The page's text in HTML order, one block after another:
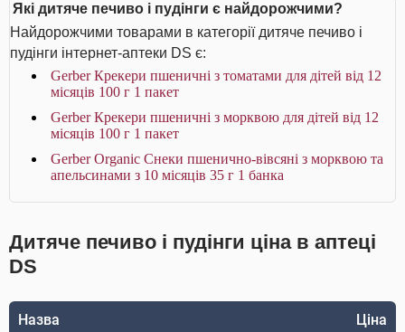
Які дитяче печиво і пудінги є найдорожчими?
Найдорожчими товарами в категорії дитяче печиво і
пудінги інтернет-аптеки DS є:
Gerber Крекери пшеничні з томатами для дітей від 12
місяців 100 г 1 пакет
Gerber Крекери пшеничні з морквою для дітей від 12
місяців 100 г 1 пакет
Gerber Organic Снеки пшенично-вівсяні з морквою та
апельсинами з 10 місяців 35 г 1 банка
Дитяче печиво і пудінги ціна в аптеці
DS
Назва Ціна